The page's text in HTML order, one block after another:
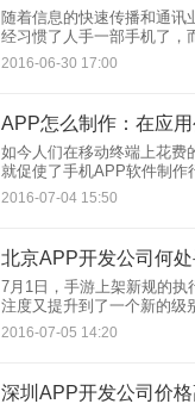
随着信息的快速传播和通讯
经习惯了人手一部手机了，
碰手机，就会不舒服，那手
呢？显而易见的是手机里精
2016-06-30 17:00
如今人们在移动终端上花费
就促使了手机APP软件制作
一个企业或者个人来说，拥
能节省很多物力以及人力，
2016-07-04 15:50
7月1日，手游上架新规的执
注度又提升到了一个新的级
国家新闻出版广电总局颁布
通过国家新闻出版广电总局
2016-07-05 14:20